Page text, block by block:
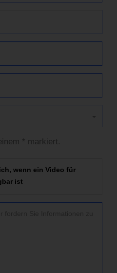
* markiert.
wenn ein Video für
ist